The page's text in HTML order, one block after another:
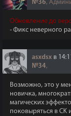
№36,
Обновление до
- Фикс неверного
asxdsx в
№34,
Возможно, это у
новичка,
магических
поковыряться в CK